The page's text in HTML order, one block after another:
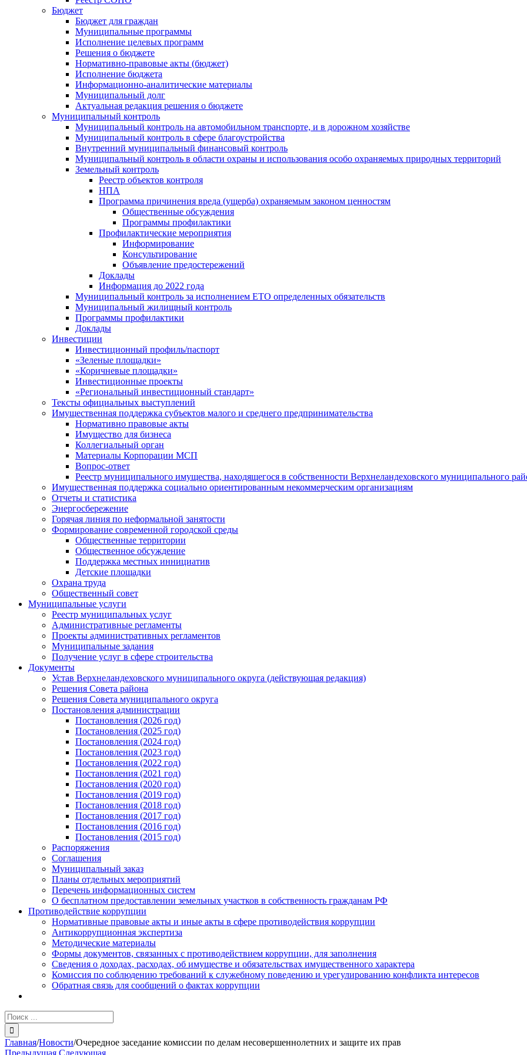
Бюджет
Бюджет для граждан
Муниципальные программы
Исполнение целевых программ
Решения о бюджете
Нормативно-правовые акты (бюджет)
Исполнение бюджета
Информационно-аналитические материалы
Муниципальный долг
Актуальная редакция решения о бюджете
Муниципальный контроль
Муниципальный контроль на автомобильном транспорте, и в дорожном хозяйстве
Муниципальный контроль в сфере благоустройства
Внутренний муниципальный финансовый контроль
Муниципальный контроль в области охраны и использования особо охраняемых природных территорий
Земельный контроль
Реестр объектов контроля
НПА
Программа причинения вреда (ущерба) охраняемым законом ценностям
Общественные обсуждения
Программы профилактики
Профилактические мероприятия
Информирование
Консультирование
Объявление предостережений
Доклады
Информация до 2022 года
Муниципальный контроль за исполнением ЕТО определенных обязательств
Муниципальный жилищный контроль
Программы профилактики
Доклады
Инвестиции
Инвестиционный профиль/паспорт
«Зеленые площадки»
«Коричневые площадки»
Инвестиционные проекты
«Региональный инвестиционный стандарт»
Тексты официальных выступлений
Имущественная поддержка субъектов малого и среднего предпринимательства
Нормативно правовые акты
Имущество для бизнеса
Коллегиальный орган
Материалы Корпорации МСП
Вопрос-ответ
Реестр муниципального имущества, находящегося в собственности Верхнеландеховского муниципального
Имущественная поддержка социально ориентированным некоммерческим организациям
Отчеты и статистика
Энергосбережение
Горячая линия по неформальной занятости
Формирование современной городской среды
Общественные территории
Общественное обсуждение
Поддержка местных иннициатив
Детские площадки
Охрана труда
Общественный совет
Муниципальные услуги
Реестр муниципальных услуг
Административные регламенты
Проекты административных регламентов
Муниципальные задания
Получение услуг в сфере строительства
Документы
Устав Верхнеландеховского муниципального округа (действующая редакция)
Решения Совета района
Решения Совета муниципального округа
Постановления администрации
Постановления (2026 год)
Постановления (2025 год)
Постановления (2024 год)
Постановления (2023 год)
Постановления (2022 год)
Постановления (2021 год)
Постановления (2020 год)
Постановления (2019 год)
Постановления (2018 год)
Постановления (2017 год)
Постановления (2016 год)
Постановления (2015 год)
Распоряжения
Соглашения
Муниципальный заказ
Планы отдельных мероприятий
Перечень информационных систем
О бесплатном предоставлении земельных участков в собственность гражданам РФ
Противодействие коррупции
Нормативные правовые акты и иные акты в сфере противодействия коррупции
Антикоррупционная экспертиза
Методические материалы
Формы документов, связанных с противодействием коррупции, для заполнения
Сведения о доходах, расходах, об имуществе и обязательствах имущественного характера
Комиссия по соблюдению требований к служебному поведению и урегулированию конфликта интересов
Обратная связь для сообщений о фактах коррупции
Результат
поиска:
Главная/Новости/Очередное заседание комиссии по делам несовершеннолетних и защите их прав
Предыдущая Следующая